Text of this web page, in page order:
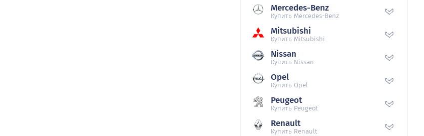
Mercedes-Benz
Купить Mercedes-Benz
Mitsubishi
Купить Mitsubishi
Nissan
Купить Nissan
Opel
Купить Opel
Peugeot
Купить Peugeot
Renault
Купить Renault